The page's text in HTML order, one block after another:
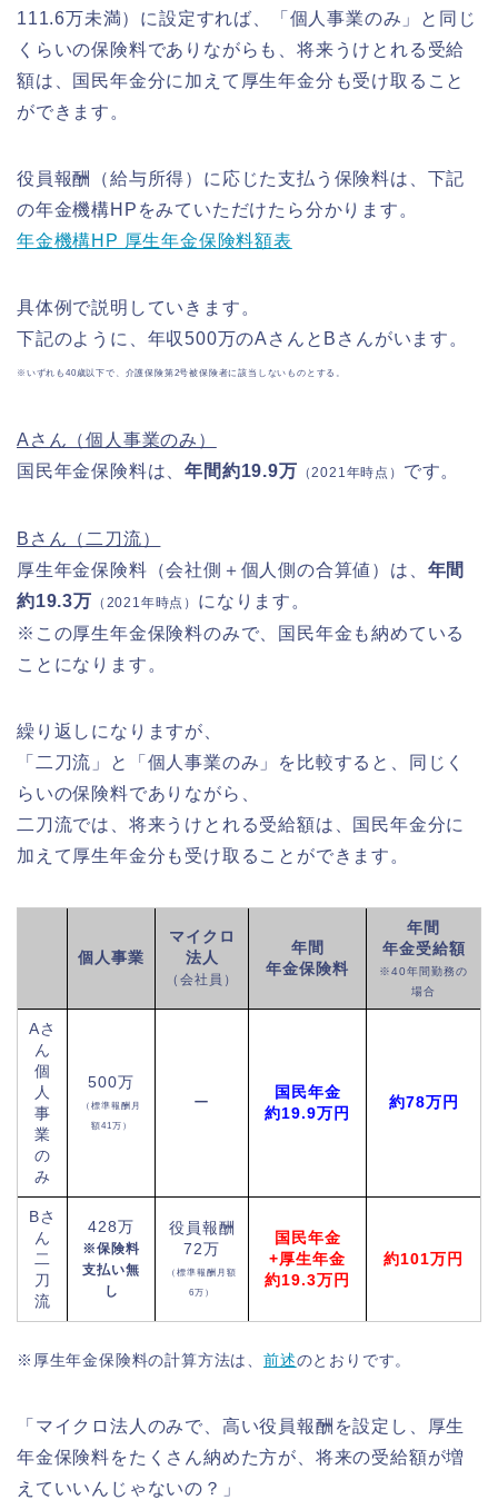
111.6万未満）に設定すれば、「個人事業のみ」と同じ
くらいの保険料でありながらも、将来うけとれる受給
額は、国民年金分に加えて厚生年金分も受け取ること
ができます。
役員報酬（給与所得）に応じた支払う保険料は、下記
の年金機構HPをみていただけたら分かります。
年金機構HP 厚生年金保険料額表
具体例で説明していきます。
下記のように、年収500万のAさんとBさんがいます。
※いずれも40歳以下で、介護保険第2号被保険者に該当しないものとする。
Aさん（個人事業のみ）
国民年金保険料は、年間約19.9万 （2021年時点） です。
Bさん（二刀流）
厚生年金保険料（会社側＋個人側の合算値）は、 年間
約19.3万 （2021年時点） になります。
※この厚生年金保険料のみで、国民年金も納めている
ことになります。
繰り返しになりますが、
「二刀流」と「個人事業のみ」を比較すると、同じく
らいの保険料でありながら、
二刀流では、将来うけとれる受給額は、国民年金分に
加えて厚生年金分も受け取ることができます。
個人事業
マイクロ
法人
（会社員）
年間
年金保険料
年間
年金受給額
※40年間勤務の
場合
Aさ
ん
個
人
事
業
の
み
500万
（標準報酬月
額41万）
ー
国民年金
約19.9万円
約78万円
Bさ
ん
二
刀
流
428万
※保険料
支払い無
し
役員報酬
72万
（標準報酬月額
6万）
国民年金
+厚生年金
約19.3万円
約101万円
※厚生年金保険料の計算方法は、前述のとおりです。
「マイクロ法人のみで、高い役員報酬を設定し、厚生
年金保険料をたくさん納めた方が、将来の受給額が増
えていいんじゃないの？」